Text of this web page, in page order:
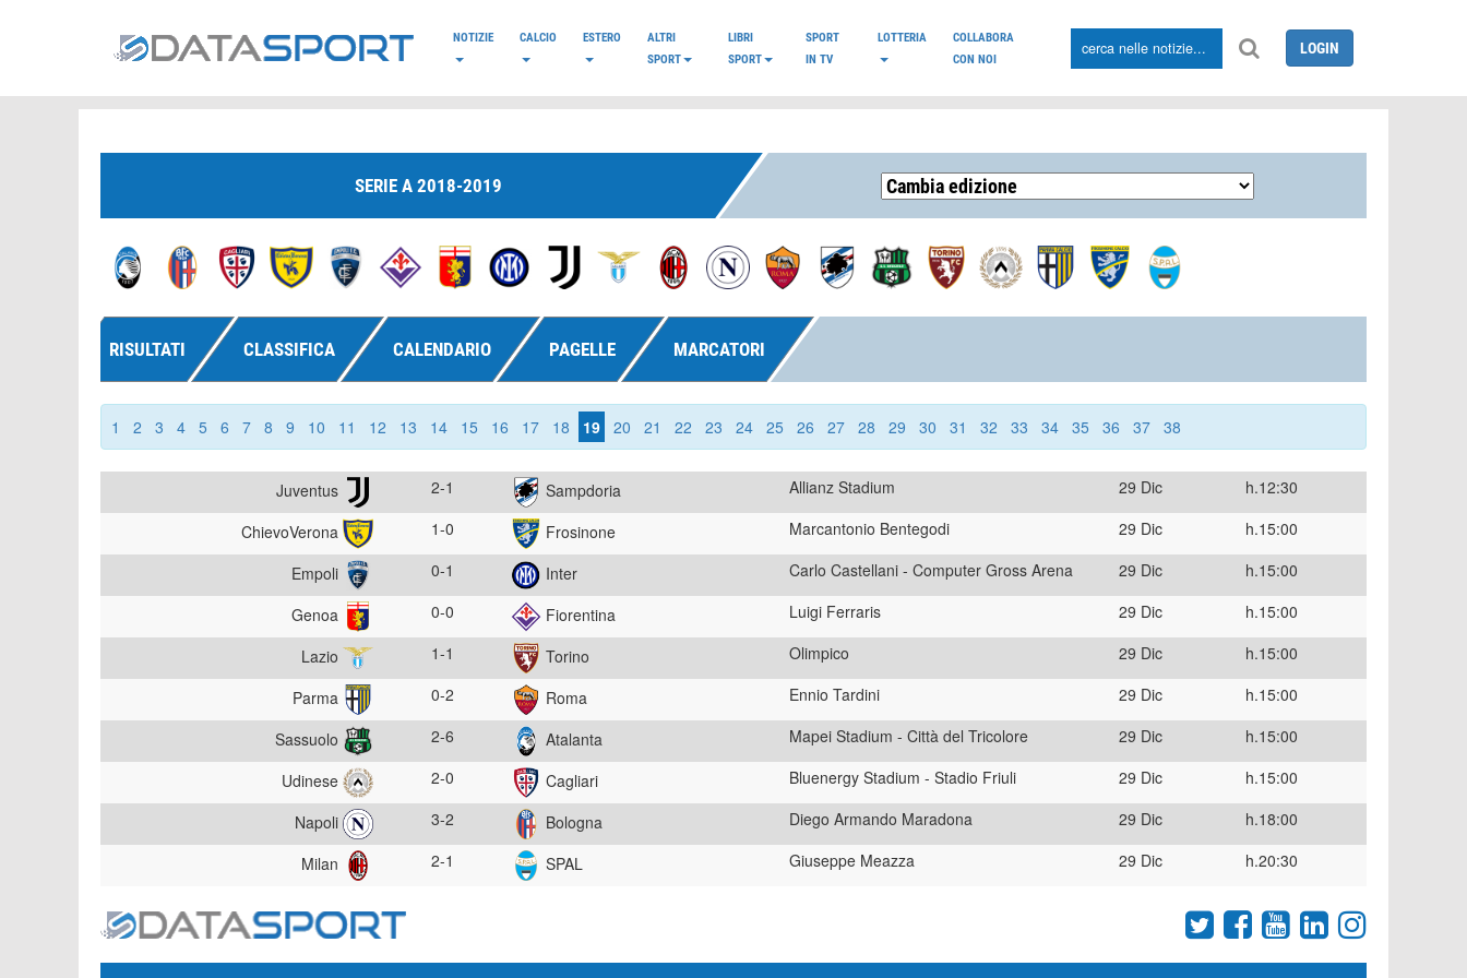
NOTIZIE CALCIO ESTERO
ALTRI
SPORT
LIBRI
SPORT
SPORT
IN TV
LOTTERIA
COLLABORA
CON NOI
LOGIN
SERIE A 2018-2019
RISULTATI CLASSIFICA CALENDARIO PAGELLE MARCATORI
1 2 3 4 5 6 7 8 9 10 11 12 13 14 15 16 17 18 19 20 21 22 23 24 25 26 27 28 29 30 31 32 33 34 35 36 37 38
Juventus 2-1 Sampdoria Allianz Stadium 29 Dic h.12:30
ChievoVerona 1-0 Frosinone Marcantonio Bentegodi 29 Dic h.15:00
Empoli 0-1 Inter Carlo Castellani - Computer Gross Arena 29 Dic h.15:00
Genoa 0-0 Fiorentina Luigi Ferraris 29 Dic h.15:00
Lazio 1-1 Torino Olimpico 29 Dic h.15:00
Parma 0-2 Roma Ennio Tardini 29 Dic h.15:00
Sassuolo 2-6 Atalanta Mapei Stadium - Città del Tricolore 29 Dic h.15:00
Udinese 2-0 Cagliari Bluenergy Stadium - Stadio Friuli 29 Dic h.15:00
Napoli 3-2 Bologna Diego Armando Maradona 29 Dic h.18:00
Milan 2-1 SPAL Giuseppe Meazza 29 Dic h.20:30